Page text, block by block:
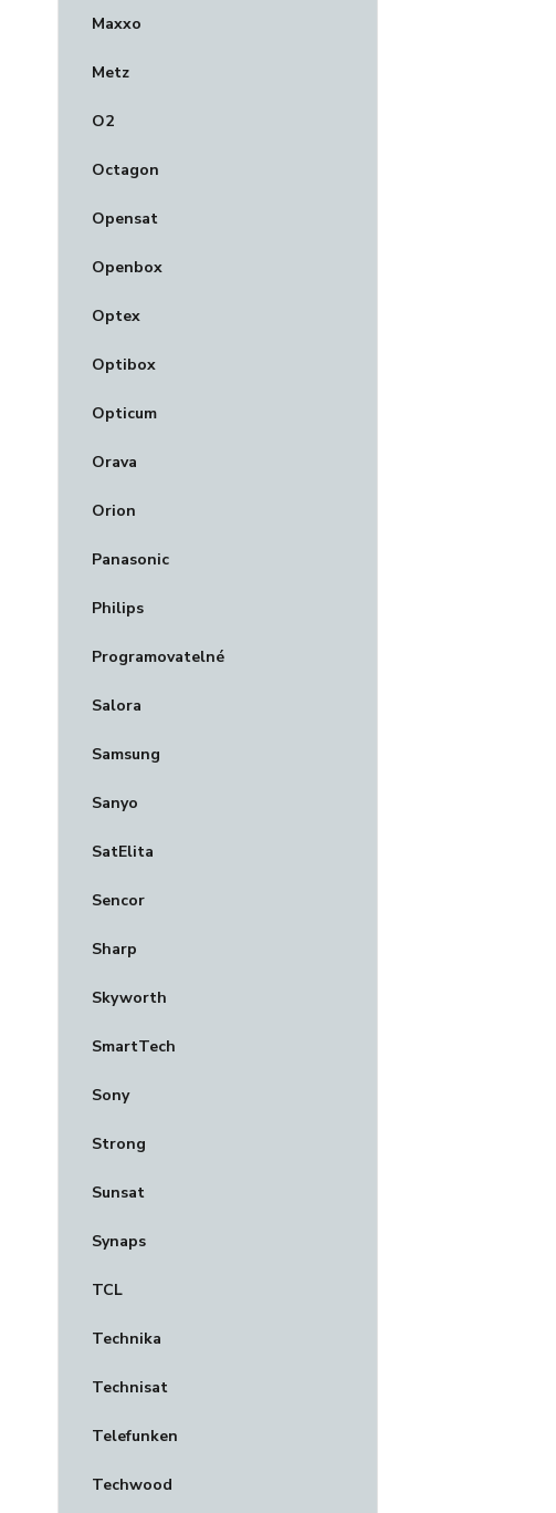
Maxxo
Metz
O2
Octagon
Opensat
Openbox
Optex
Optibox
Opticum
Orava
Orion
Panasonic
Philips
Programovatelné
Salora
Samsung
Sanyo
SatElita
Sencor
Sharp
Skyworth
SmartTech
Sony
Strong
Sunsat
Synaps
TCL
Technika
Technisat
Telefunken
Techwood